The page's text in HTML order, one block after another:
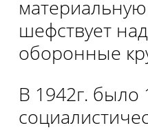
шефствует
оборонные
В 1942г. было